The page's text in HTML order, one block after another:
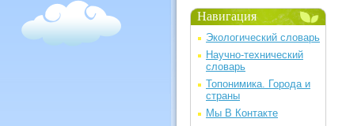
Навигация
Экологический словарь
Научно-технический
словарь
Топонимика. Города и
страны
Мы В Контакте